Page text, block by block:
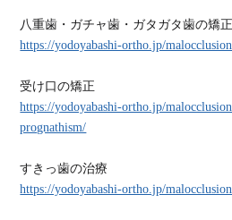
八重歯・ガチャ歯・ガタガタ歯の矯正
https://yodoyabashi-ortho.jp/
受け口の矯正
https://yodoyabashi-ortho.jp/
prognathism/
すきっ歯の治療
https://yodoyabashi-ortho.jp/